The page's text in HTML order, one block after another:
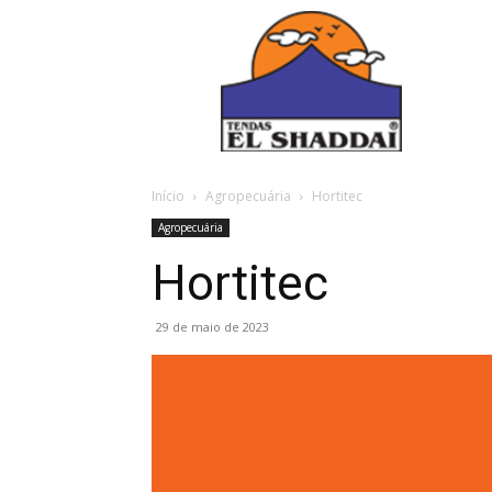
Início Agropecuária Hortitec
Agropecuária
Hortitec
29 de maio de 2023